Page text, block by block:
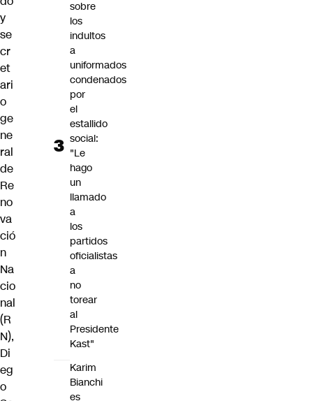
y
se
cr
et
ari
o
ge
ne
ral
de
Re
no
va
ció
n
Na
cio
nal
(R
N),
Di
eg
o
sobre
los
indultos
a
uniformados
condenados
por
el
estallido
social:
"Le
hago
un
llamado
a
los
partidos
oficialistas
a
no
torear
al
Presidente
Kast"
Karim
Bianchi
es